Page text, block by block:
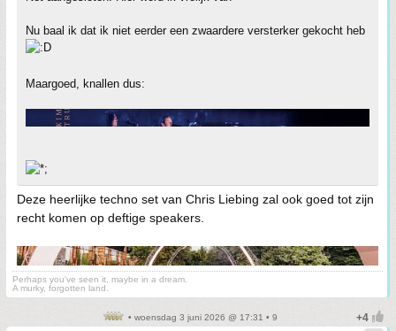
Nu baal ik dat ik niet eerder een zwaardere versterker gekocht heb
Maargoed, knallen dus:
Deze heerlijke techno set van Chris Liebing zal ook goed tot zijn
recht komen op deftige speakers.
Perhaps you've seen it, maybe in a dream.
A murky, forgotten land.
• woensdag 3 juni 2026 @ 17:31 • 9